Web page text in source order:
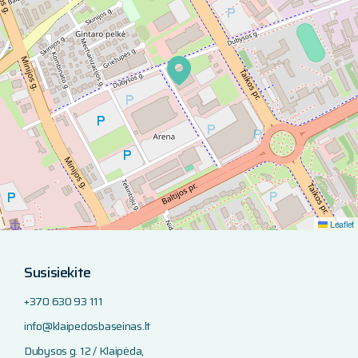
Susisiekite
+370 630 93 111
info@klaipedosbaseinas.lt
Dubysos g. 12 / Klaipėda,
Leaflet